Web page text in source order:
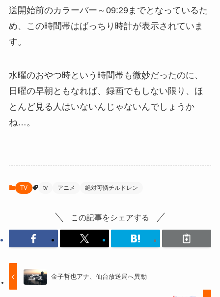
送開始前のカラーバー～09:29までとなっているた
め、この時間帯はばっちり時計が表示されていま
す。
水曜のおやつ時という時間帯も微妙だったのに、
日曜の早朝ともなれば、録画でもしない限り、ほ
とんど見る人はいないんじゃないんでしょうか
ね…。
TV tv アニメ 絶対可憐チルドレン
この記事をシェアする
金子哲也アナ、仙台放送局へ異動